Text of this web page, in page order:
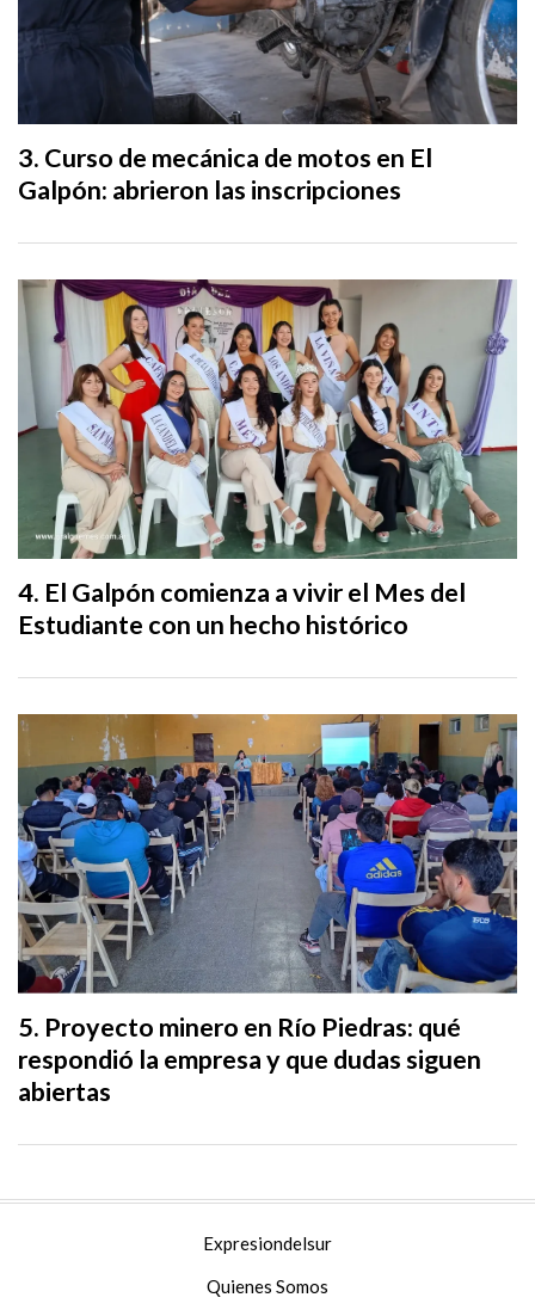
Curso de mecánica de motos en El
Galpón: abrieron las inscripciones
El Galpón comienza a vivir el Mes del
Estudiante con un hecho histórico
Proyecto minero en Río Piedras: qué
respondió la empresa y que dudas siguen
abiertas
Expresiondelsur
Quienes Somos